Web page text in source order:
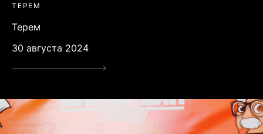
ТЕРЕМ
Терем
30 августа 2024